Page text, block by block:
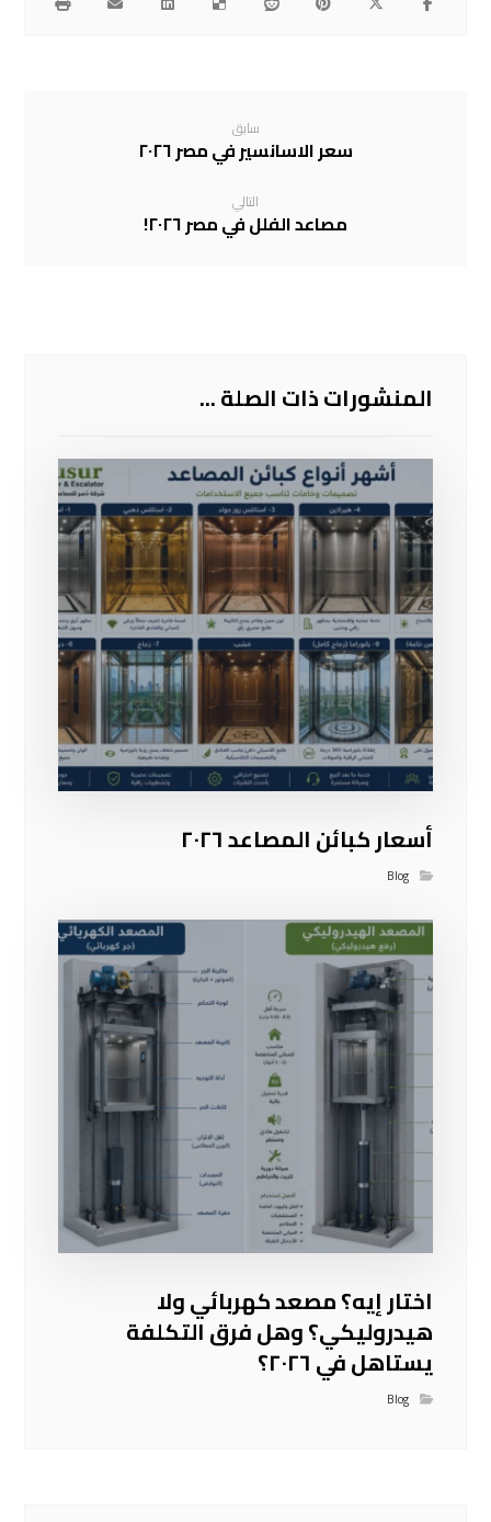
سابق
سعر الاسانسير في مصر ٢٠٢٦
التالي
مصاعد الفلل في مصر ٢٠٢٦!
المنشورات ذات الصلة ...
أسعار كبائن المصاعد ٢٠٢٦
Blog
اختار إيه؟ مصعد كهربائي ولا
هيدروليكي؟ وهل فرق التكلفة
يستاهل في ٢٠٢٦؟
Blog